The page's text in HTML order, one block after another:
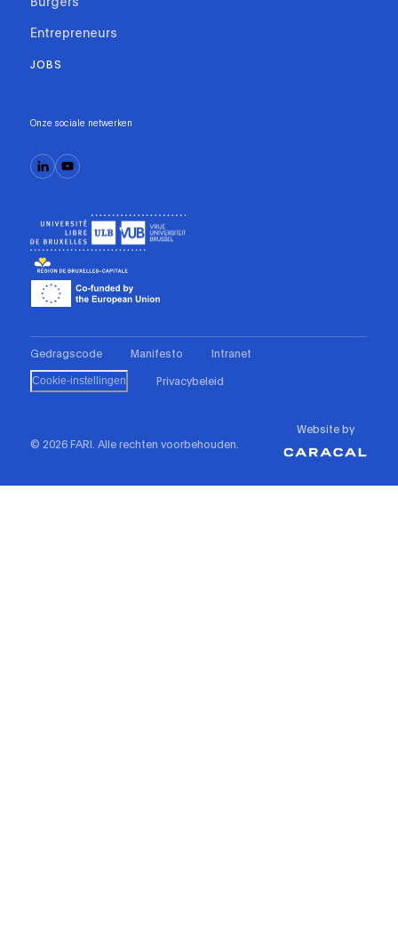
Entrepreneurs
JOBS
Onze sociale netwerken
Gedragscode Manifesto Intranet
Cookie-instellingen Privacybeleid
© 2026 FARI. Alle rechten voorbehouden.
Website by